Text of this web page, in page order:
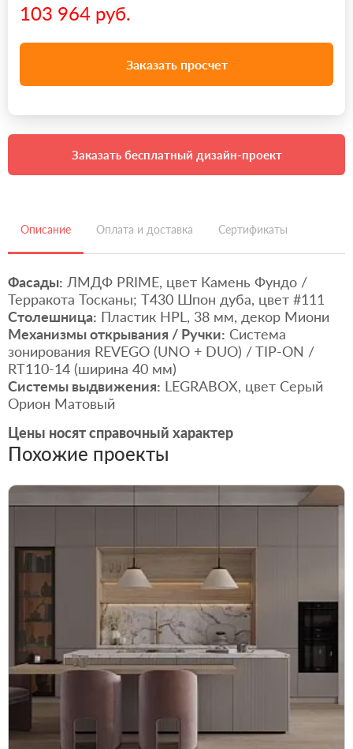
103 964 руб.
Заказать просчет
Заказать бесплатный дизайн-проект
Описание Оплата и доставка Сертификаты
Фасады: ЛМДФ PRIME, цвет Камень Фундо /
Терракота Тосканы; T430 Шпон дуба, цвет #111
Столешница: Пластик HPL, 38 мм, декор Миони
Механизмы открывания / Ручки: Система
зонирования REVEGO (UNO + DUO) / TIP-ON /
RT110-14 (ширина 40 мм)
Системы выдвижения: LEGRABOX, цвет Серый
Орион Матовый
Цены носят справочный характер
Похожие проекты